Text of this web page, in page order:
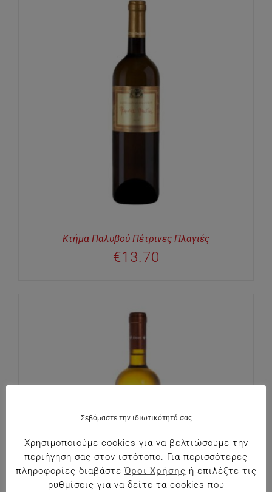
Κτήμα Παλυβού Πέτρινες Πλαγιές
€13.70
Σεβόμαστε την ιδιωτικότητά σας
Χρησιμοποιούμε cookies για να βελτιώσουμε την
περιήγηση σας στον ιστότοπο. Για περισσότερες
πληροφορίες διαβάστε Όροι Χρήσης ή επιλέξτε τις
ρυθμίσεις για να δείτε τα cookies που